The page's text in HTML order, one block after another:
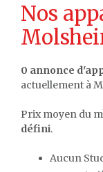
Nos
0 annonce
actuellement à
Prix moyen du
défini.
Aucun